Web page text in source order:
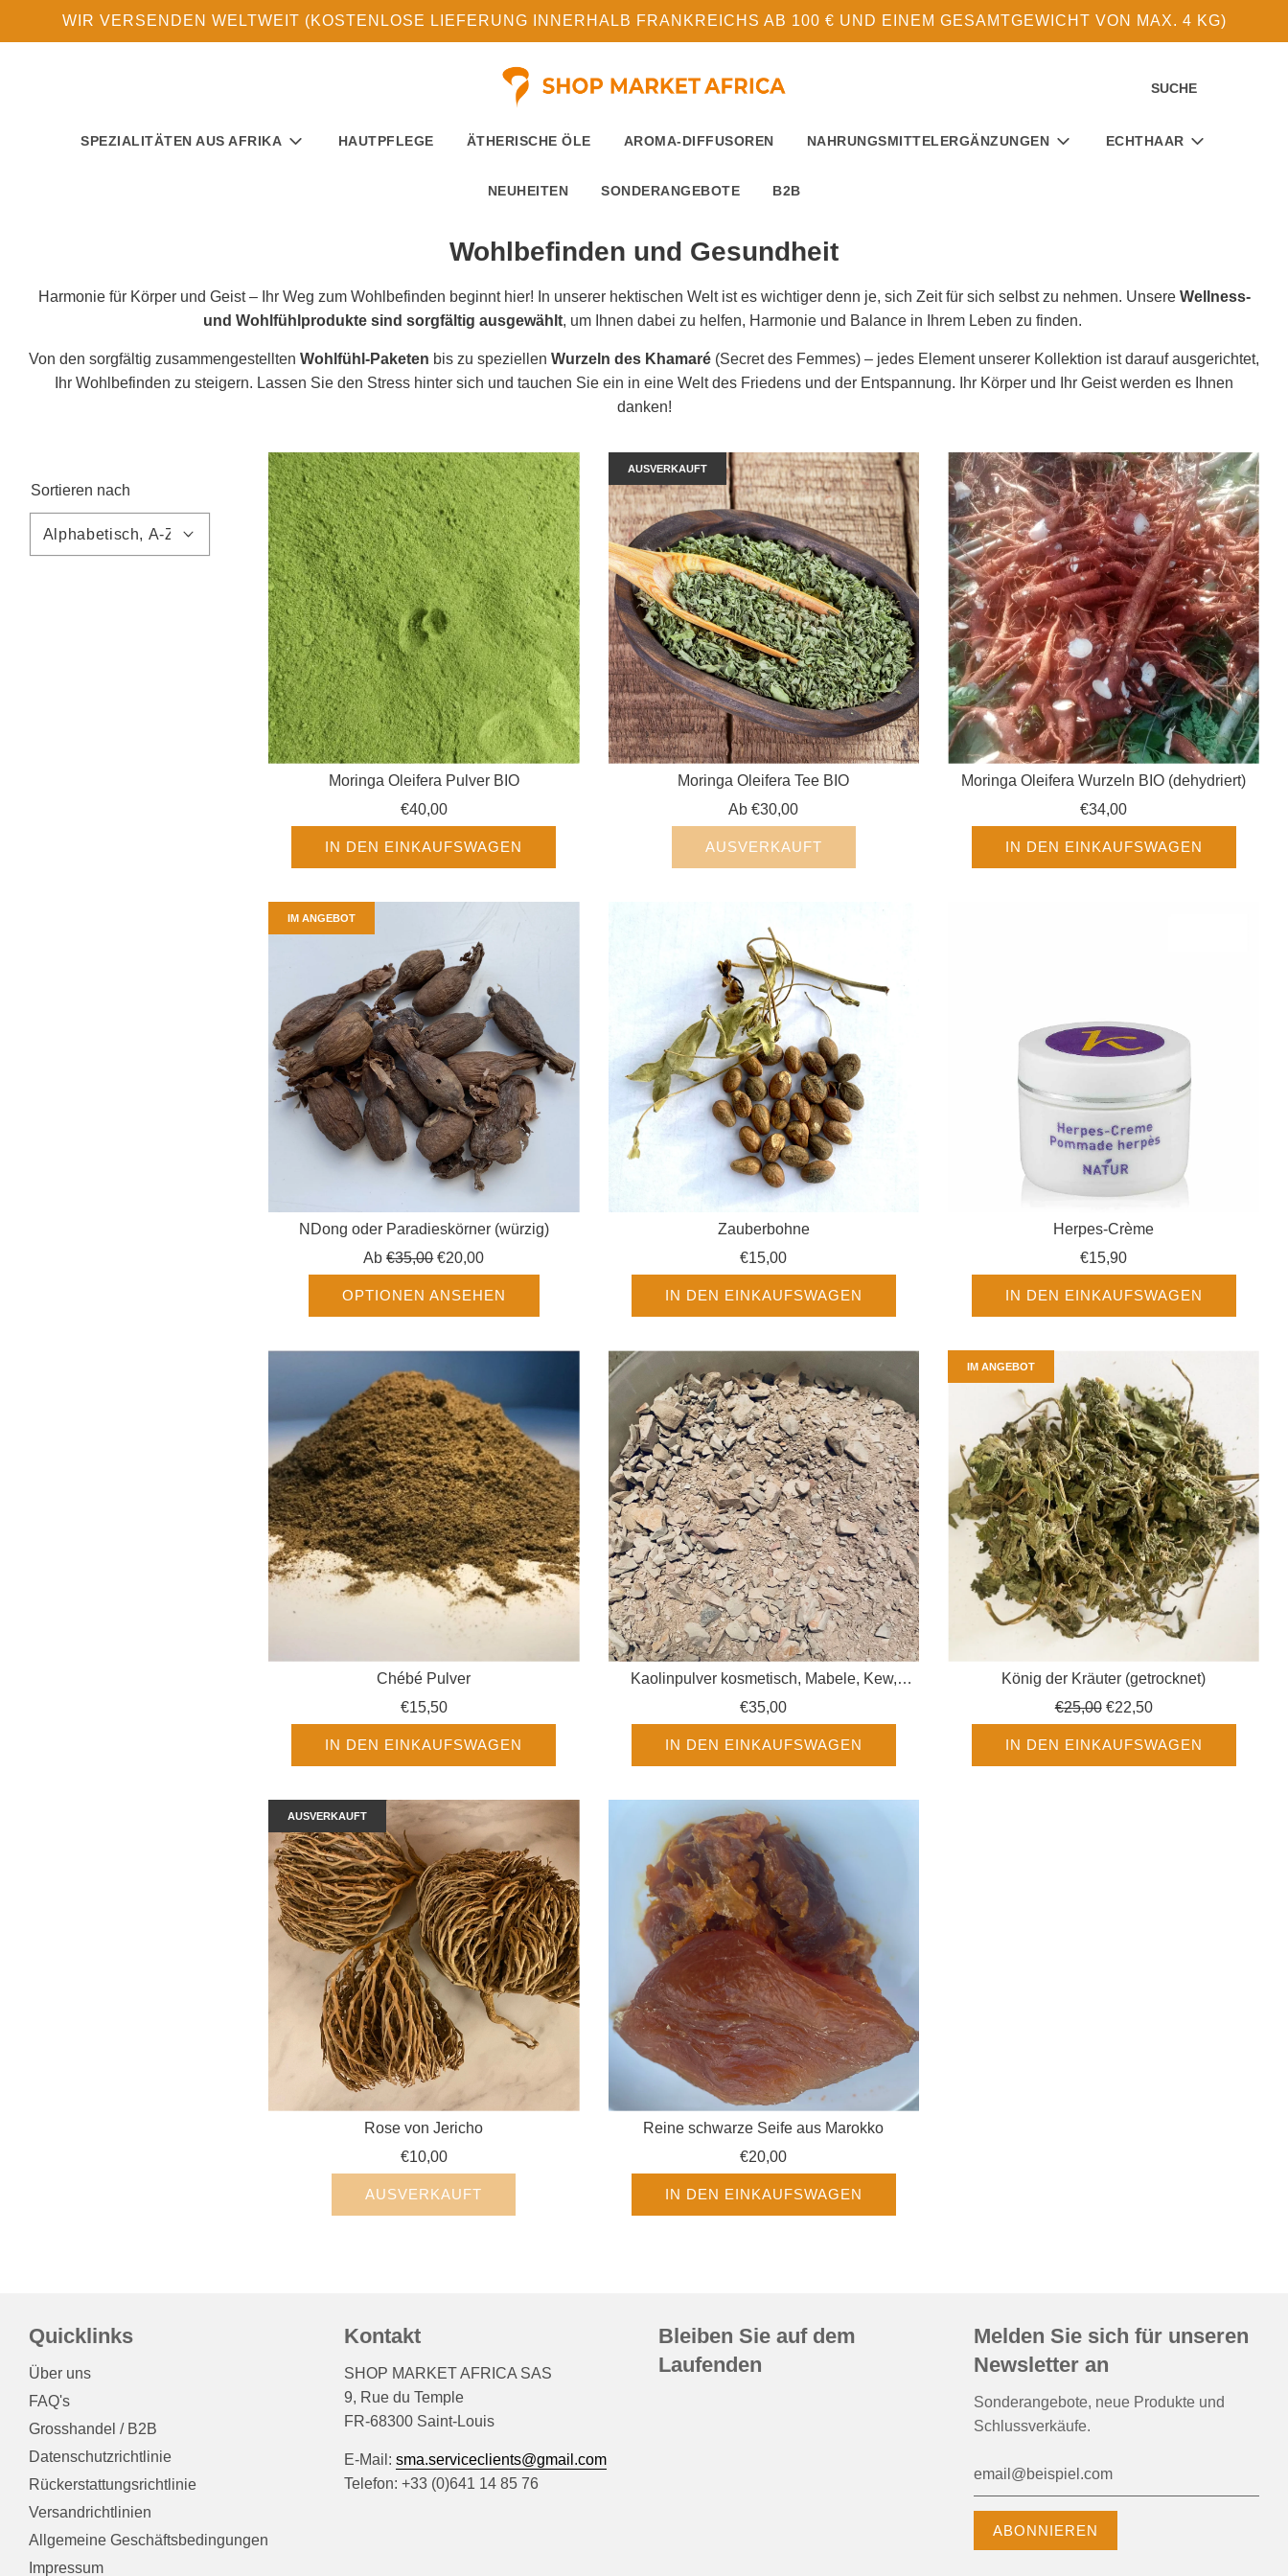
WIR VERSENDEN WELTWEIT (KOSTENLOSE LIEFERUNG INNERHALB FRANKREICHS AB 100 € UND EINEM GESAMTGEWICHT VON MAX. 4 KG)
SUCHE
SPEZIALITÄTEN AUS AFRIKA HAUTPFLEGE ÄTHERISCHE ÖLE AROMA-DIFFUSOREN NAHRUNGSMITTELERGÄNZUNGEN ECHTHAAR
NEUHEITEN SONDERANGEBOTE B2B
Wohlbefinden und Gesundheit
Harmonie für Körper und Geist – Ihr Weg zum Wohlbefinden beginnt hier! In unserer hektischen Welt ist es wichtiger denn je, sich Zeit für sich selbst zu nehmen. Unsere Wellness-
und Wohlfühlprodukte sind sorgfältig ausgewählt, um Ihnen dabei zu helfen, Harmonie und Balance in Ihrem Leben zu finden.
Von den sorgfältig zusammengestellten Wohlfühl-Paketen bis zu speziellen Wurzeln des Khamaré (Secret des Femmes) – jedes Element unserer Kollektion ist darauf ausgerichtet,
Ihr Wohlbefinden zu steigern. Lassen Sie den Stress hinter sich und tauchen Sie ein in eine Welt des Friedens und der Entspannung. Ihr Körper und Ihr Geist werden es Ihnen
danken!
Sortieren nach
Moringa Oleifera Pulver BIO
€40,00
IN DEN EINKAUFSWAGEN
AUSVERKAUFT
Moringa Oleifera Tee BIO
Ab€30,00
AUSVERKAUFT
Moringa Oleifera Wurzeln BIO (dehydriert)
€34,00
IN DEN EINKAUFSWAGEN
IM ANGEBOT
NDong oder Paradieskörner (würzig)
AbNormaler
€35,00 €20,00
OPTIONEN ANSEHEN
Zauberbohne
€15,00
IN DEN EINKAUFSWAGEN
Herpes-Crème
€15,90
IN DEN EINKAUFSWAGEN
Chébé Pulver
€15,50
IN DEN EINKAUFSWAGEN
Kaolinpulver kosmetisch, Mabele, Kew,
Kalaba, Logoni, Lokpo (weiße Tonerde)
€35,00
IN DEN EINKAUFSWAGEN
IM ANGEBOT
König der Kräuter (getrocknet)
Normaler
€25,00 €22,50
IN DEN EINKAUFSWAGEN
AUSVERKAUFT
Rose von Jericho
€10,00
AUSVERKAUFT
Reine schwarze Seife aus Marokko
€20,00
IN DEN EINKAUFSWAGEN
Quicklinks
Über uns
FAQ's
Grosshandel / B2B
Datenschutzrichtlinie
Rückerstattungsrichtlinie
Versandrichtlinien
Allgemeine Geschäftsbedingungen
Impressum
Kontakt
SHOP MARKET AFRICA SAS
9, Rue du Temple
FR-68300 Saint-Louis
E-Mail: sma.serviceclients@gmail.com
Telefon: +33 (0)641 14 85 76
Bleiben Sie auf dem
Laufenden
Melden Sie sich für unseren
Newsletter an
Sonderangebote, neue Produkte und
Schlussverkäufe.